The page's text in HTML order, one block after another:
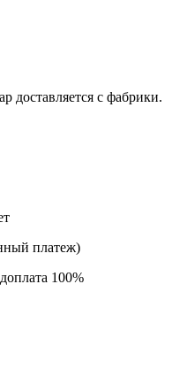
доставляется с фабрики.
платеж)
100%